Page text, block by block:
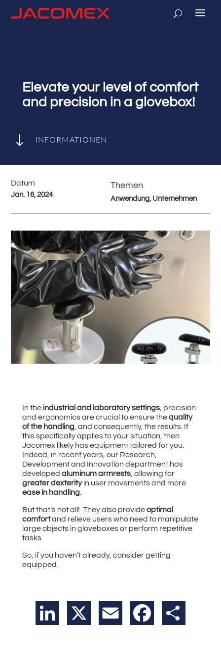
Elevate your level of comfort
and precision in a glovebox!
" INFORMATIONEN
Datum
Jan. 16, 2024
Themen
Anwendung, Unternehmen
# Zurück zu allen News
In the industrial and laboratory settings, precision
and ergonomics are crucial to ensure thequality
of the handling, and consequently, the results. If
this specifically applies to your situation, then
Jacomex likely has equipment tailored for you.
Indeed, in recent years, our Research,
Development and Innovation department has
developed aluminum armrests, allowing for
greater dexterityin user movements and more
ease in handling.
But that’s not all! They also provideoptimal
comfortand relieve users who need to manipulate
large objects in gloveboxes or perform repetitive
tasks.
So, if you haven’t already, consider getting
equipped.
LinkedIn Email Facebook